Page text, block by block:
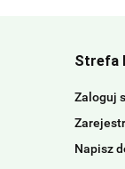
Strefa
Zaloguj
Napisz